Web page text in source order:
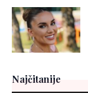
Najčitanije